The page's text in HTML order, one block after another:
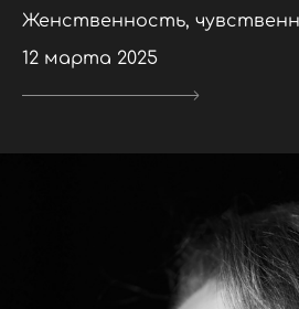
Женственность,
12 марта 2025